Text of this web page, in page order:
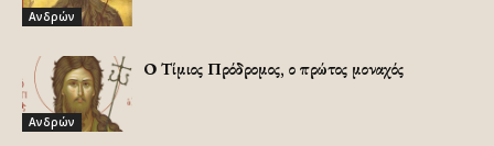
Ανδρών
Ανδρών
Ο Τίμιος Πρόδρομος, ο πρώτος μοναχός